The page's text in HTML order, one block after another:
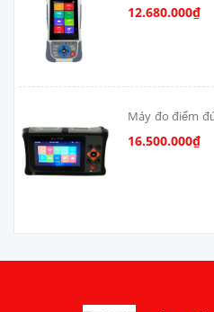
12.680.000₫
Máy đo điểm
16.500.000₫